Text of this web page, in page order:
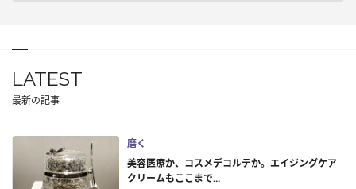
LATEST
最新の記事
磨く
美容医療か、コスメデコルテか。エイジングケア
クリームもここまで...